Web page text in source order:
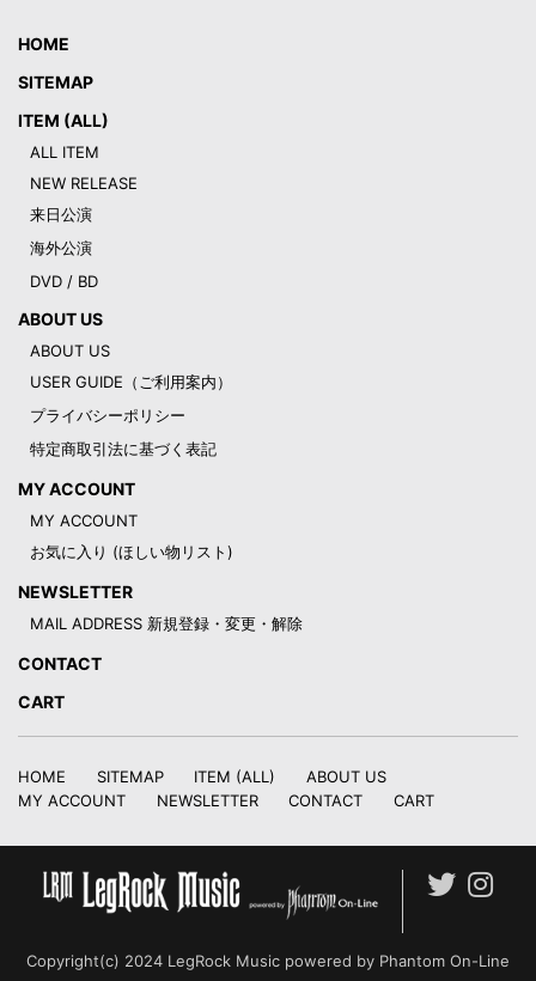
HOME
SITEMAP
ITEM (ALL)
ALL ITEM
NEW RELEASE
来日公演
海外公演
DVD / BD
ABOUT US
ABOUT US
USER GUIDE（ご利用案内）
プライバシーポリシー
特定商取引法に基づく表記
MY ACCOUNT
MY ACCOUNT
お気に入り (ほしい物リスト)
NEWSLETTER
MAIL ADDRESS 新規登録・変更・解除
CONTACT
CART
HOME SITEMAP ITEM (ALL)
ABOUT US
MY ACCOUNT
NEWSLETTER CONTACT CART
Copyright(c) 2024 LegRock Music powered by Phantom On-Line